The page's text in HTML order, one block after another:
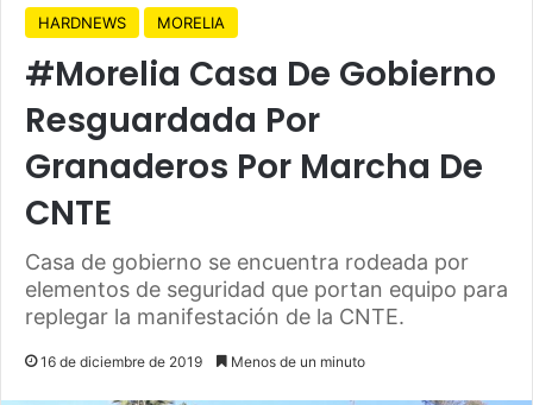
HARDNEWS MORELIA
#Morelia Casa De Gobierno
Resguardada Por
Granaderos Por Marcha De
CNTE
Casa de gobierno se encuentra rodeada por
elementos de seguridad que portan equipo para
replegar la manifestación de la CNTE.
16 de diciembre de 2019 Menos de un minuto